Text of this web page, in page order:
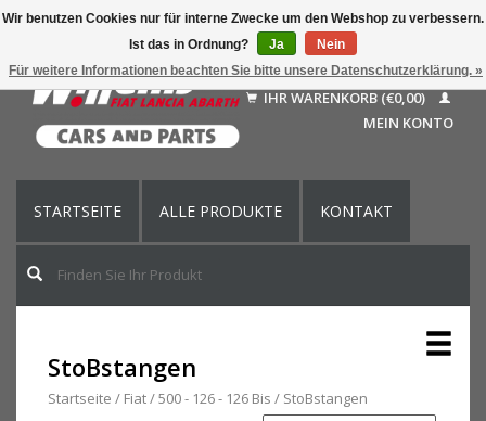
Nederlands
Français
English (US)
IHR WARENKORB (€0,00)
MEIN KONTO
STARTSEITE ALLE PRODUKTE KONTAKT
StoBstangen
Startseite / Fiat/500 - 126 - 126 Bis / StoBstangen
Wir benutzen Cookies nur für interne Zwecke um den Webshop zu verbessern.
Ist das in Ordnung?
Ja
Nein
Für weitere Informationen beachten Sie bitte unsere Datenschutzerklärung. »